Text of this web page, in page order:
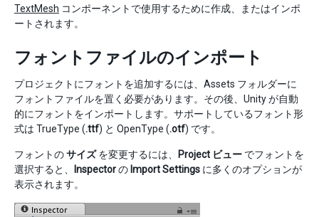
TextMesh コンポーネントで使用するために作成、またはインポ
ートされます。
フォントファイルのインポート
プロジェクトにフォントを追加するには、Assets フォルダーに
フォントファイルを置く必要があります。その後、Unity が自動
的にフォントをインポートします。サポートしているフォント形
式は TrueType (.ttf) と OpenType (.otf) です。
フォントのサイズを変更するには、 Project ビュー でフォントを
選択すると、
Inspectorの Import Settings に多くのオプションが
表示されます。